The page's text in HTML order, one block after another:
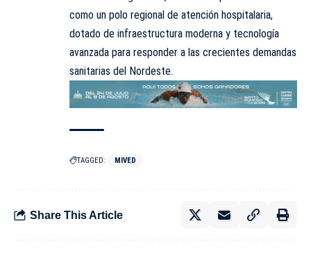
como un polo regional de atención hospitalaria,
dotado de infraestructura moderna y tecnología
avanzada para responder a las crecientes demandas
sanitarias del Nordeste.
TAGGED: MIVED
Share This Article